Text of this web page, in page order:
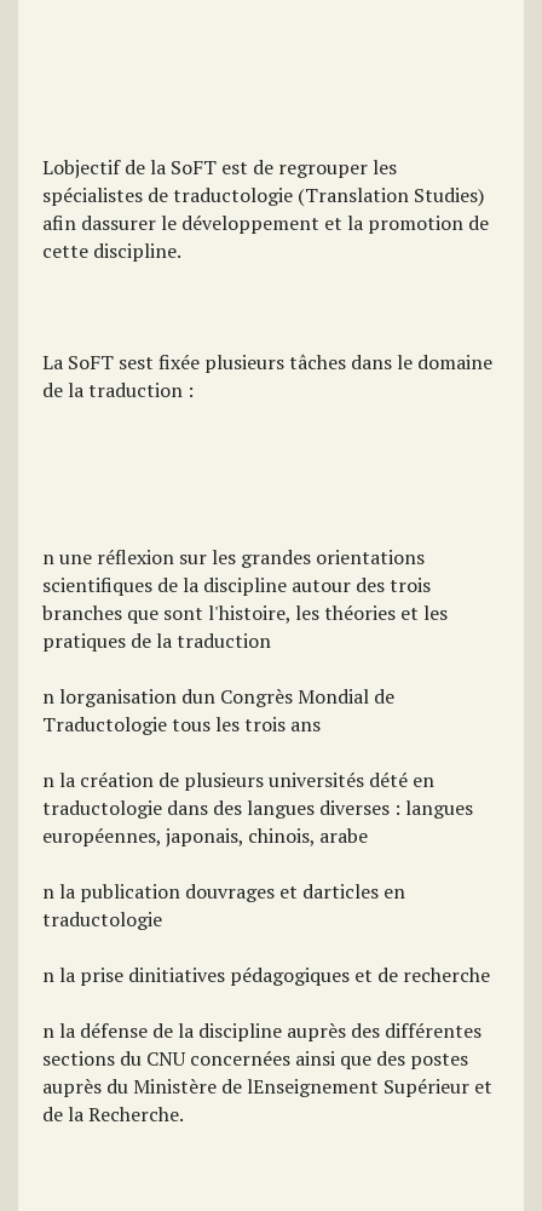
Lobjectif de la SoFT est de regrouper les
spécialistes de traductologie (Translation Studies)
afin dassurer le développement et la promotion de
cette discipline.
La SoFT sest fixée plusieurs tâches dans le domaine
de la traduction :
n une réflexion sur les grandes orientations
scientifiques de la discipline autour des trois
branches que sont l'histoire, les théories et les
pratiques de la traduction
n lorganisation dun Congrès Mondial de
Traductologie tous les trois ans
n la création de plusieurs universités dété en
traductologie dans des langues diverses : langues
européennes, japonais, chinois, arabe
n la publication douvrages et darticles en
traductologie
n la prise dinitiatives pédagogiques et de recherche
n la défense de la discipline auprès des différentes
sections du CNU concernées ainsi que des postes
auprès du Ministère de lEnseignement Supérieur et
de la Recherche.